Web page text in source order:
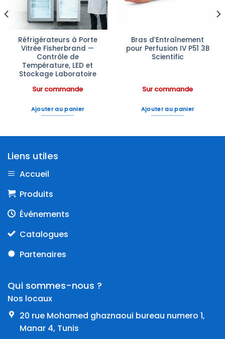
Réfrigérateurs à Porte
Vitrée Fisherbrand —
Contrôle de
Température, LED et
Stockage Laboratoire
Sur commande
Ajouter au panier
Bras d’Entraînement
pour Perfusion IV P51 3B
Scientific
Sur commande
Ajouter au panier
Liens utiles
Accueil
Produits
Événements
Catalogues
Partenaires
Qui sommes-nous ?
Nos locaux
20 rue Mohamed ghaznaoui bureau numero 1,
Manar 4, Tunis